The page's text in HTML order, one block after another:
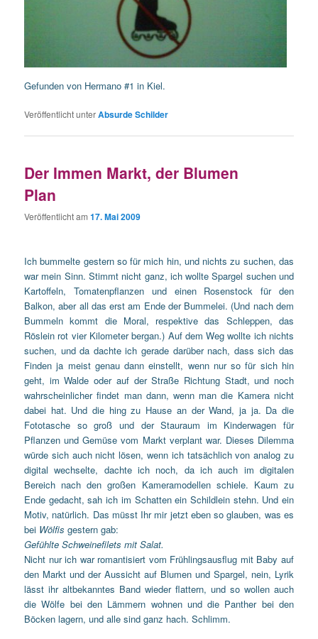
Gefunden von Hermano #1 in Kiel.
Veröffentlicht unterAbsurde Schilder
Der Immen Markt, der Blumen
Plan
Veröffentlicht am17. Mai 2009
Ich bummelte gestern so für mich hin, und nichts zu suchen, das
war mein Sinn. Stimmt nicht ganz, ich wollte Spargel suchen und
Kartoffeln, Tomatenpflanzen und einen Rosenstock für den
Balkon, aber all das erst am Ende der Bummelei. (Und nach dem
Bummeln kommt die Moral, respektive das Schleppen, das
Röslein rot vier Kilometer bergan.) Auf dem Weg wollte ich nichts
suchen, und da dachte ich gerade darüber nach, dass sich das
Finden ja meist genau dann einstellt, wenn nur so für sich hin
geht, im Walde oder auf der Straße Richtung Stadt, und noch
wahrscheinlicher findet man dann, wenn man die Kamera nicht
dabei hat. Und die hing zu Hause an der Wand, ja ja. Da die
Fototasche so groß und der Stauraum im Kinderwagen für
Pflanzen und Gemüse vom Markt verplant war. Dieses Dilemma
würde sich auch nicht lösen, wenn ich tatsächlich von analog zu
digital wechselte, dachte ich noch, da ich auch im digitalen
Bereich nach den großen Kameramodellen schiele. Kaum zu
Ende gedacht, sah ich im Schatten ein Schildlein stehn. Und ein
Motiv, natürlich. Das müsst Ihr mir jetzt eben so glauben, was es
bei Wölfis gestern gab:
Gefühlte Schweinefilets mit Salat.
Nicht nur ich war romantisiert vom Frühlingsausflug mit Baby auf
den Markt und der Aussicht auf Blumen und Spargel, nein, Lyrik
lässt ihr altbekanntes Band wieder flattern, und so wollen auch
die Wölfe bei den Lämmern wohnen und die Panther bei den
Böcken lagern, und alle sind ganz hach. Schlimm.